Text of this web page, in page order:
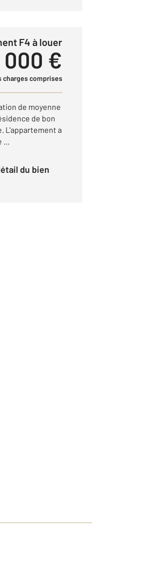
F4 à louer
5 000 €
charges comprises
de moyenne
de bon
L'appartement a
...
du bien